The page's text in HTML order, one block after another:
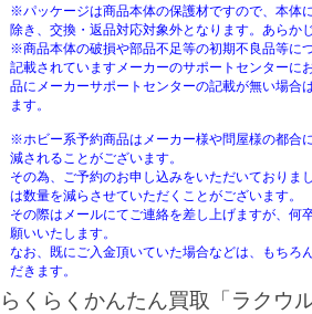
※パッケージは商品本体の保護材ですので、本体
除き、交換・返品対応対象外となります。あらか
※商品本体の破損や部品不足等の初期不良品等に
記載されていますメーカーのサポートセンターに
品にメーカーサポートセンターの記載が無い場合
ます。
※ホビー系予約商品はメーカー様や問屋様の都合
減されることがございます。
その為、ご予約のお申し込みをいただいておりま
は数量を減らさせていただくことがございます。
その際はメールにてご連絡を差し上げますが、何
願いいたします。
なお、既にご入金頂いていた場合などは、もちろ
だきます。
らくらくかんたん買取「ラクウル